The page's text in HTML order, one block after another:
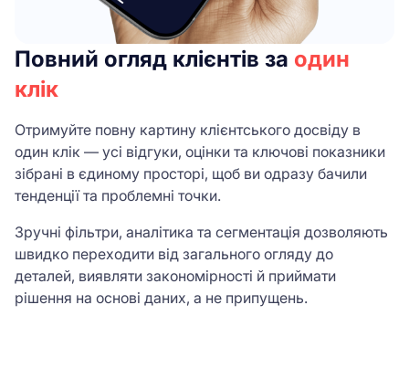
Повний огляд клієнтів за один
клік
Отримуйте повну картину клієнтського досвіду в
один клік — усі відгуки, оцінки та ключові показники
зібрані в єдиному просторі, щоб ви одразу бачили
тенденції та проблемні точки.
Зручні фільтри, аналітика та сегментація дозволяють
швидко переходити від загального огляду до
деталей, виявляти закономірності й приймати
рішення на основі даних, а не припущень.